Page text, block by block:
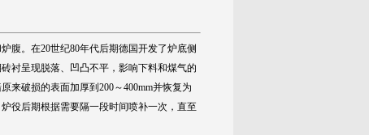
腹。在20世纪80年代后期德国开发了炉底侧
衬呈现脱落、凹凸不平，影响下料和煤气的
来破损的表面加厚到200～400mm并恢复为
役后期根据需要隔一段时间喷补一次，直至